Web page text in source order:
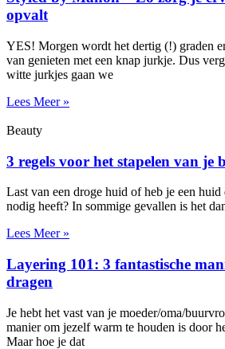
opvalt
YES! Morgen wordt het dertig (!) graden
van genieten met een knap jurkje. Dus
witte jurkjes gaan we
Lees Meer »
Beauty
3 regels voor het stapelen van je
Last van een droge huid of heb je een huid
nodig heeft? In sommige gevallen is het
Lees Meer »
Layering 101: 3 fantastische
dragen
Je hebt het vast van je moeder/oma/
manier om jezelf warm te houden is door
Maar hoe je dat